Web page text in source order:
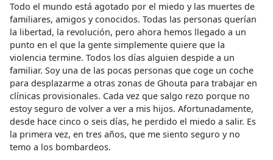
Todo el mundo está agotado por el miedo y las muertes de
familiares, amigos y conocidos. Todas las personas querían
la libertad, la revolución, pero ahora hemos llegado a un
punto en el que la gente simplemente quiere que la
violencia termine. Todos los días alguien despide a un
familiar. Soy una de las pocas personas que coge un coche
para desplazarme a otras zonas de Ghouta para trabajar en
clínicas provisionales. Cada vez que salgo rezo porque no
estoy seguro de volver a ver a mis hijos. Afortunadamente,
desde hace cinco o seis días, he perdido el miedo a salir. Es
la primera vez, en tres años, que me siento seguro y no
temo a los bombardeos.